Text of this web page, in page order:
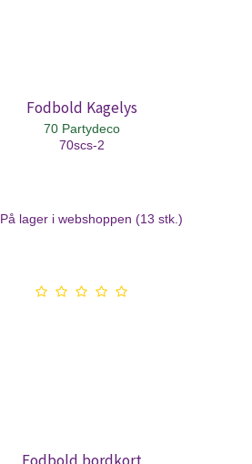
Fodbold Kagelys
70 Partydeco
70scs-2
På lager i webshoppen (13 stk.)